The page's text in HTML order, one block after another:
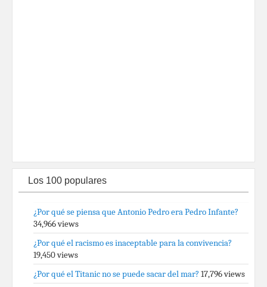
Los 100 populares
¿Por qué se piensa que Antonio Pedro era Pedro Infante?
34,966 views
¿Por qué el racismo es inaceptable para la convivencia?
19,450 views
¿Por qué el Titanic no se puede sacar del mar? 17,796 views